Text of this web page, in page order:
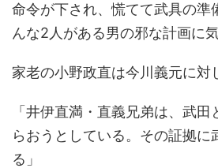
命令が下され、慌てて武具の準
んな2人がある男の邪な計画に
家老の小野政直は今川義元に対
「井伊直満・直義兄弟は、武
らおうとしている。その証拠に
る」